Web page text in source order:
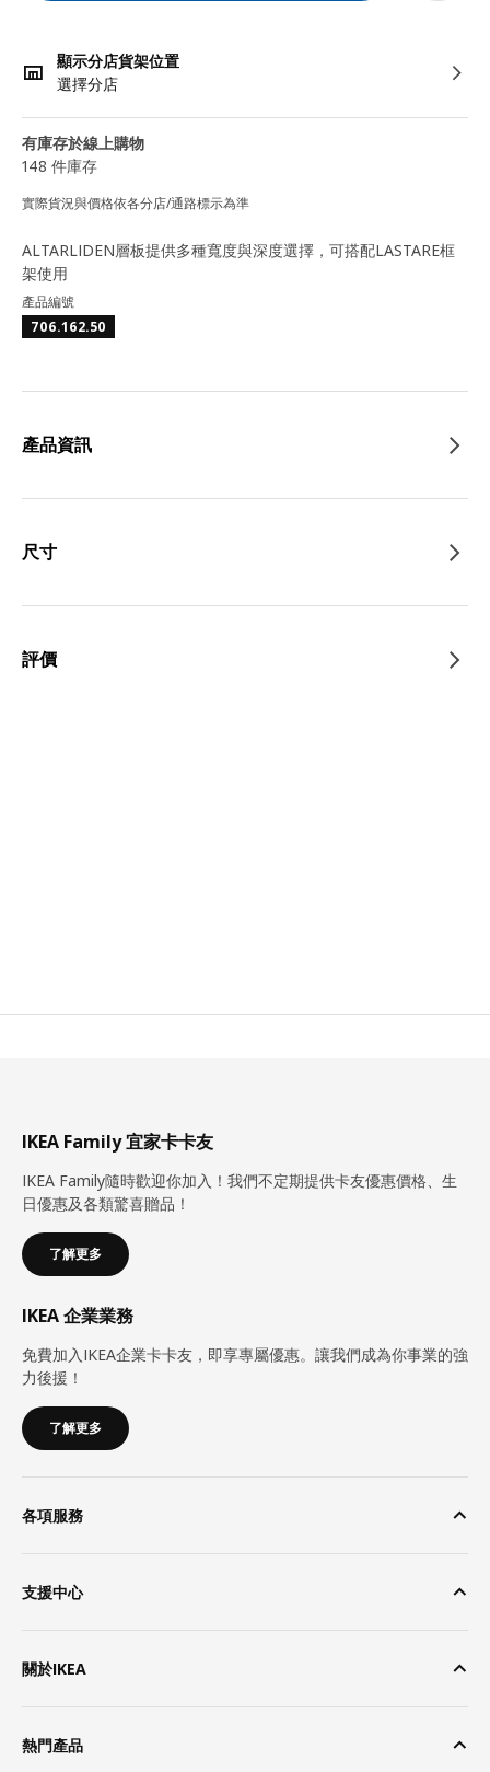
顯示分店貨架位置
選擇分店
有庫存於線上購物
148 件庫存
實際貨況與價格依各分店/通路標示為準
ALTARLIDEN層板提供多種寬度與深度選擇，可搭配LASTARE框
架使用
產品編號
706.162.50
產品資訊
尺寸
評價
IKEA Family 宜家卡卡友
IKEA Family隨時歡迎你加入！我們不定期提供卡友優惠價格、生
日優惠及各類驚喜贈品！
了解更多
IKEA 企業業務
免費加入IKEA企業卡卡友，即享專屬優惠。讓我們成為你事業的強
力後援！
了解更多
各項服務
支援中心
關於IKEA
熱門產品